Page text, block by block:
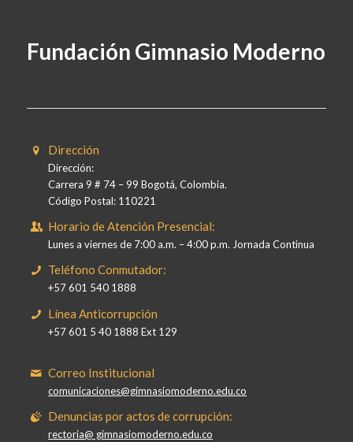
Fundación Gimnasio Moderno
Dirección
Dirección:
Carrera 9 # 74 – 99 Bogotá, Colombia.
Código Postal: 110221
Horario de Atención Presencial:
Lunes a viernes de 7:00 a.m. – 4:00 p.m. Jornada Continua
Teléfono Conmutador:
+57 601 540 1888
Línea Anticorrupción
+57 601 5 40 1888 Ext 129
Correo Institucional
comunicaciones@gimnasiomoderno.edu.co
Denuncias por actos de corrupción:
rectoria@ gimnasiomoderno.edu.co